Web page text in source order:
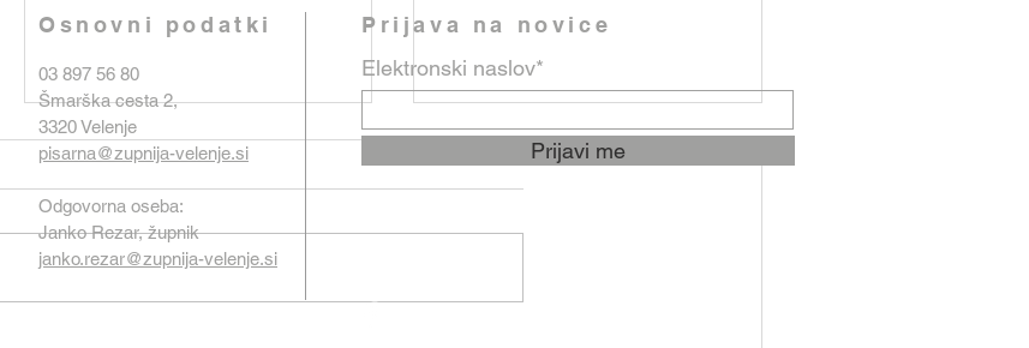
Osnovni podatki
03 897 56 80
Šmarška cesta 2,
3320 Velenje
pisarna@zupnija-velenje.si
Odgovorna oseba:
Janko Rezar, župnik
janko.rezar@zupnija-velenje.si
Prijava na novice
Elektronski naslov*
Prijavi me